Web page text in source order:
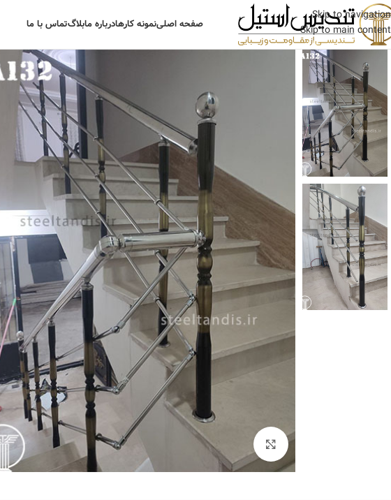
Skip to navigation
Skip to main content
صفحه اصلینمونه کارهادرباره مابلاگتماس با ما
برای بزرگنمایی کلیک کنید